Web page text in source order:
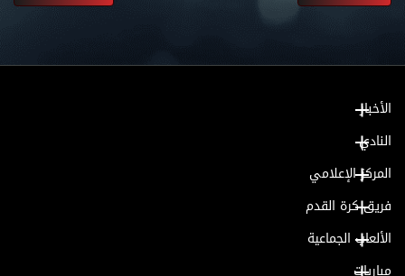
الأخبار
النادي
المركز الإعلامي
فريق كرة القدم
الألعاب الجماعية
مباريات